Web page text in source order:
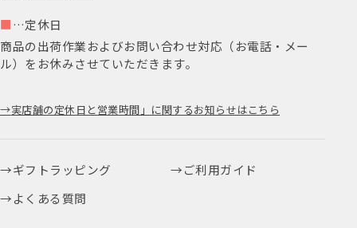
■ …定休日
商品の出荷作業およびお問い合わせ対応（お電話・メー
ル）をお休みさせていただきます。
実店舗の定休日と営業時間」に関するお知らせはこちら
ギフトラッピング
ご利用ガイド
よくある質問